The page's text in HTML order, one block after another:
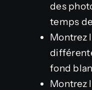
des
temps
Montrez
fond
Montrez